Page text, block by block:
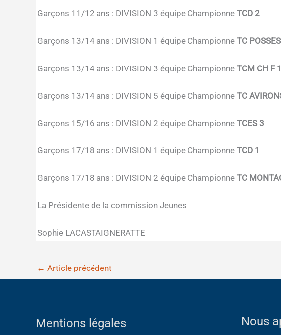
Garçons 11/12 ans : DIVISION 3 équipe Championne TCD 2
Garçons 13/14 ans : DIVISION 1 équipe Championne TC
Garçons 13/14 ans : DIVISION 3 équipe Championne TCM CH F 1
Garçons 13/14 ans : DIVISION 5 équipe Championne TC
Garçons 15/16 ans : DIVISION 2 équipe Championne TCES 3
Garçons 17/18 ans : DIVISION 1 équipe Championne TCD 1
Garçons 17/18 ans : DIVISION 2 équipe Championne TC
La Présidente de la commission Jeunes
Sophie LACASTAIGNERATTE
← Article précédent
Mentions légales Nous